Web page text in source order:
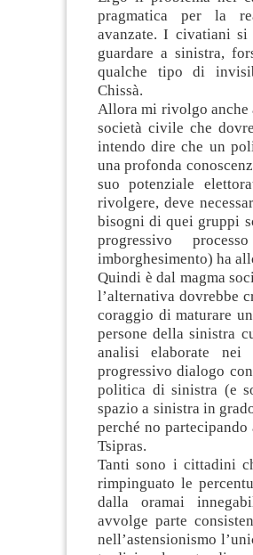
pragmatica per la
avanzate. I civatiani
guardare a sinistra,
qualche tipo di
Chissà.
Allora mi rivolgo
società civile che
intendo dire che un
una profonda
suo potenziale
rivolgere, deve
bisogni di quei gruppi
progressivo
imborghesimento) ha
Quindi è dal magma
l’alternativa dovrebbe
coraggio di maturare
persone della sinistra
analisi elaborate
progressivo dialogo
politica di sinistra (e
spazio a sinistra in
perché no
Tsipras.
Tanti sono i cittadini
rimpinguato le
dalla oramai
avvolge parte
nell’astensionismo